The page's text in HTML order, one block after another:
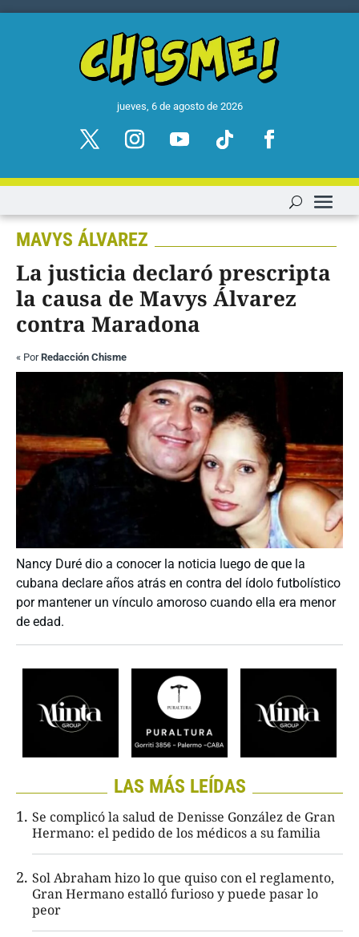
jueves, 6 de agosto de 2026
MAVYS ÁLVAREZ
La justicia declaró prescripta
la causa de Mavys Álvarez
contra Maradona
« PorRedacción Chisme
Nancy Duré dio a conocer la noticia luego de que la
cubana declare años atrás en contra del ídolo futbolístico
por mantener un vínculo amoroso cuando ella era menor
de edad.
LAS MÁS LEÍDAS
Se complicó la salud de Denisse González de Gran
Hermano: el pedido de los médicos a su familia
Sol Abraham hizo lo que quiso con el reglamento,
Gran Hermano estalló furioso y puede pasar lo
peor